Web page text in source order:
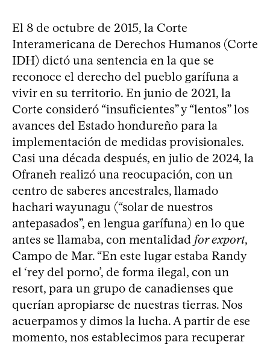
El 8 de octubre de 2015, la Corte
Interamericana de Derechos Humanos (Corte
IDH) dictó una sentencia en la que se
reconoce el derecho del pueblo garífuna a
vivir en su territorio. En junio de 2021, la
Corte consideró “insuficientes” y “lentos” los
avances del Estado hondureño para la
implementación de medidas provisionales.
Casi una década después, en julio de 2024, la
Ofraneh realizó una reocupación, con un
centro de saberes ancestrales, llamado
hachari wayunagu (“solar de nuestros
antepasados”, en lengua garífuna) en lo que
antes se llamaba, con mentalidad for export,
Campo de Mar. “En este lugar estaba Randy
el ‘rey del porno’, de forma ilegal, con un
resort, para un grupo de canadienses que
querían apropiarse de nuestras tierras. Nos
acuerpamos y dimos la lucha. A partir de ese
momento, nos establecimos para recuperar